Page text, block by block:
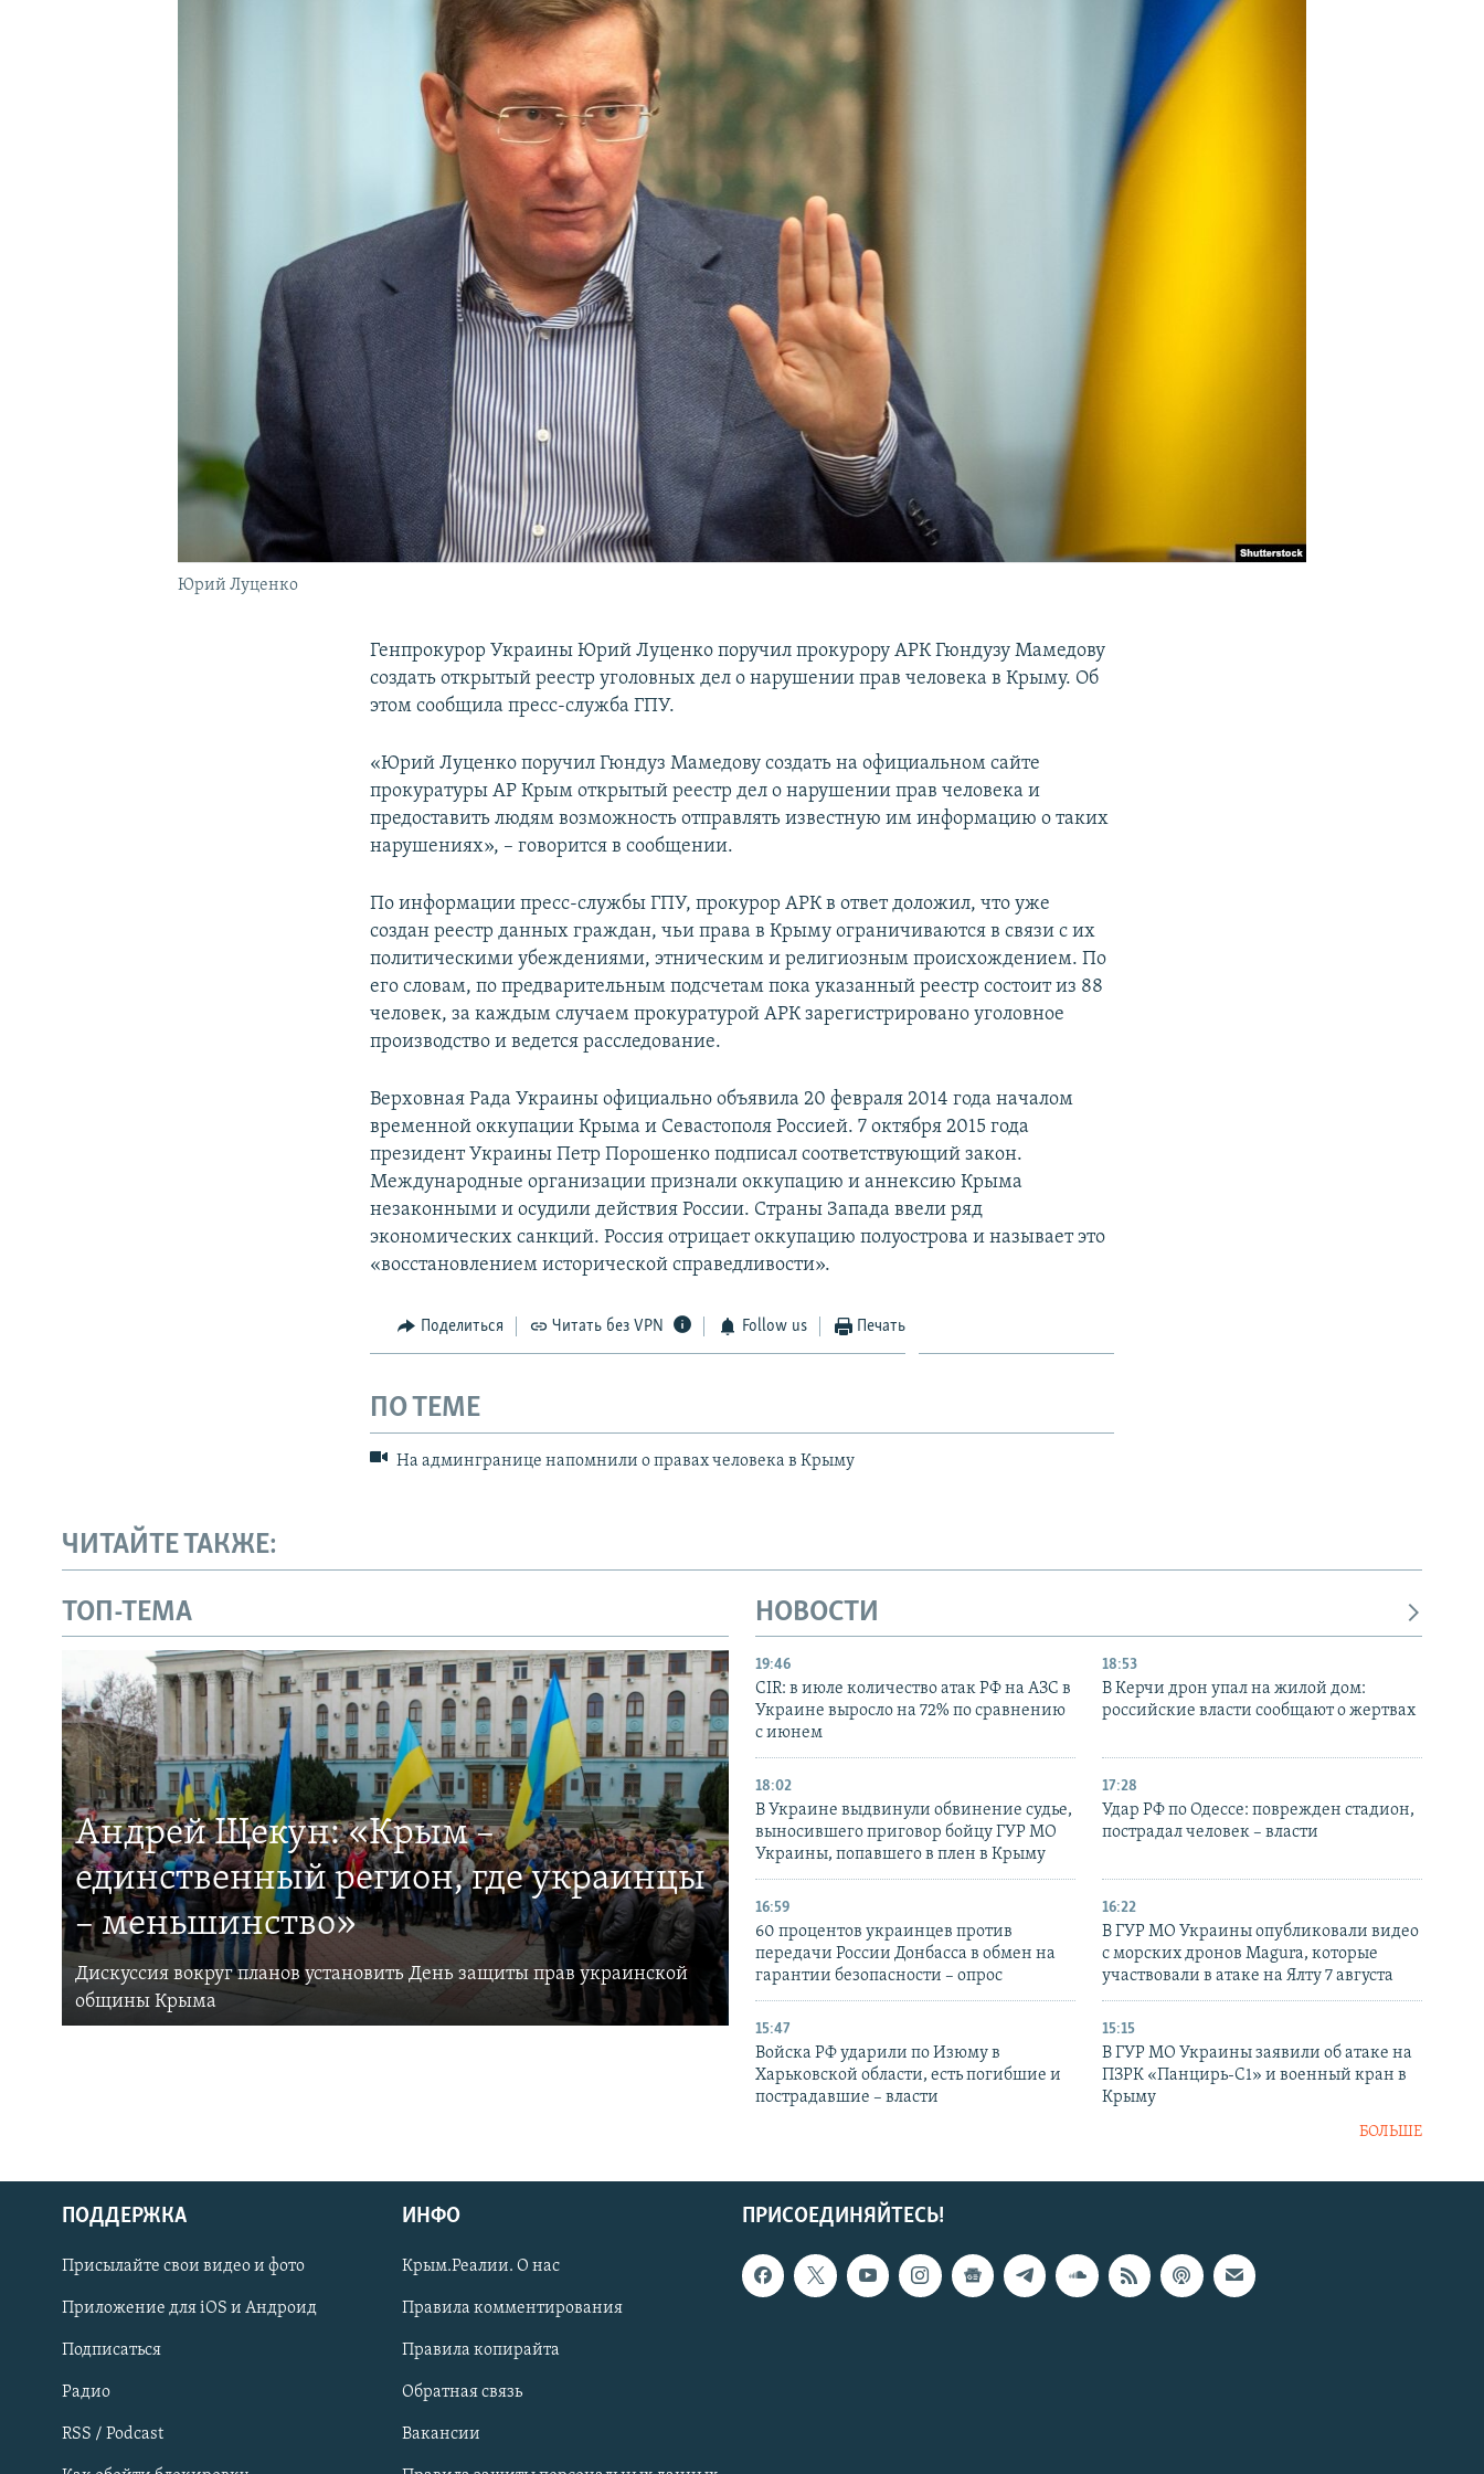
Українською
Qırımtatar
ПРИСОЕДИНЯЙТЕСЬ!
Юрий Луценко
Генпрокурор Украины Юрий Луценко поручил прокурору АРК Гюндузу Мамедову
создать открытый реестр уголовных дел о нарушении прав человека в Крыму. Об
этом сообщила пресс-служба ГПУ.
«Юрий Луценко поручил Гюндуз Мамедову создать на официальном сайте
прокуратуры АР Крым открытый реестр дел о нарушении прав человека и
предоставить людям возможность отправлять известную им информацию о таких
нарушениях», – говорится в сообщении.
По информации пресс-службы ГПУ, прокурор АРК в ответ доложил, что уже
создан реестр данных граждан, чьи права в Крыму ограничиваются в связи с их
политическими убеждениями, этническим и религиозным происхождением. По
его словам, по предварительным подсчетам пока указанный реестр состоит из 88
человек, за каждым случаем прокуратурой АРК зарегистрировано уголовное
производство и ведется расследование.
Верховная Рада Украины официально объявила 20 февраля 2014 года началом
временной оккупации Крыма и Севастополя Россией. 7 октября 2015 года
президент Украины Петр Порошенко подписал соответствующий закон.
Международные организации признали оккупацию и аннексию Крыма
незаконными и осудили действия России. Страны Запада ввели ряд
экономических санкций. Россия отрицает оккупацию полуострова и называет это
«восстановлением исторической справедливости».
Поделиться Читать без VPN Follow us Печать
ПО ТЕМЕ
На админгранице напомнили о правах человека в Крыму
ЧИТАЙТЕ ТАКЖЕ:
ТОП-ТЕМА
Андрей Щекун: «Крым –
единственный регион, где украинцы
– меньшинство»
Дискуссия вокруг планов установить День защиты прав украинской
общины Крыма
НОВОСТИ
19:46
CIR: в июле количество атак РФ на АЗС в
Украине выросло на 72% по сравнению
с июнем
18:53
В Керчи дрон упал на жилой дом:
российские власти сообщают о жертвах
18:02
В Украине выдвинули обвинение судье,
выносившего приговор бойцу ГУР МО
Украины, попавшего в плен в Крыму
17:28
Удар РФ по Одессе: поврежден стадион,
пострадал человек – власти
16:59
60 процентов украинцев против
передачи России Донбасса в обмен на
гарантии безопасности – опрос
16:22
В ГУР МО Украины опубликовали видео
с морских дронов Magura, которые
участвовали в атаке на Ялту 7 августа
15:47
Войска РФ ударили по Изюму в
Харьковской области, есть погибшие и
пострадавшие – власти
15:15
В ГУР МО Украины заявили об атаке на
ПЗРК «Панцирь-С1» и военный кран в
Крыму
БОЛЬШЕ
ПРИСОЕДИНЯЙТЕСЬ!
ПОДДЕРЖКА
Присылайте свои видео и фото
Приложение для iOS и Андроид
Подписаться
Радио
RSS / Podcast
ИНФО
Крым.Реалии. О нас
Правила комментирования
Правила копирайта
Обратная связь
Вакансии